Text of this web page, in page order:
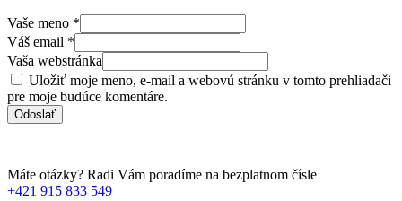
Vaše meno *
Váš email *
Vaša webstránka
Uložiť moje meno, e-mail a webovú stránku v tomto prehliadači
pre moje budúce komentáre.
Máte otázky? Radi Vám poradíme na bezplatnom čísle
+421 915 833 549